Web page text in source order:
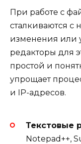
При работе с
сталкиваются с
изменения или
редакторы для
простой и
упрощает
и IP-адресов.
Текстовые
Notepad++,